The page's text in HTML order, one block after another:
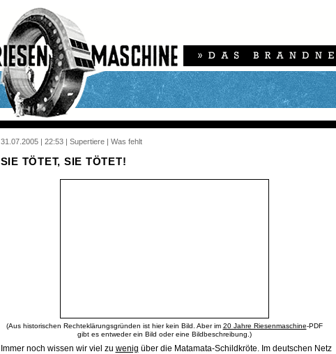
31.07.2005 | 22:53 | Supertiere | Was fehlt
SIE TÖTET, SIE TÖTET!
(Aus historischen Rechteklärungsgründen ist hier kein Bild. Aber im 20 Jahre Riesenmaschine-PDF
gibt es entweder ein Bild oder eine Bildbeschreibung.)
Immer noch wissen wir viel zu wenig über die Matamata-Schildkröte. Im deutschen Netz